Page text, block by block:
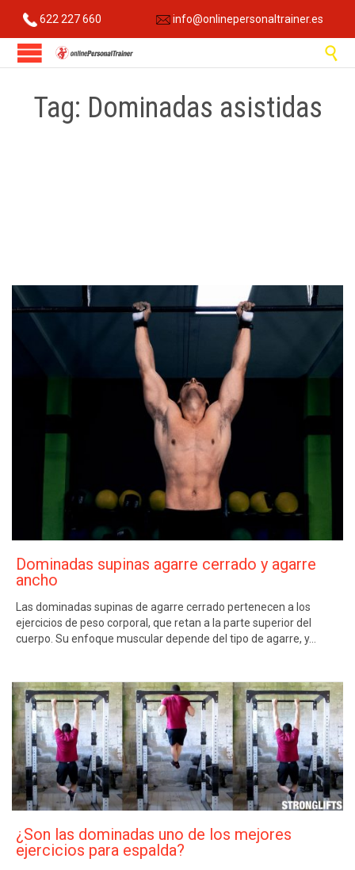
622 227 660 info@onlinepersonaltrainer.es

Tag: Dominadas asistidas
Dominadas supinas agarre cerrado y agarre
ancho
Las dominadas supinas de agarre cerrado pertenecen a los
ejercicios de peso corporal, que retan a la parte superior del
cuerpo. Su enfoque muscular depende del tipo de agarre, y…
¿Son las dominadas uno de los mejores
ejercicios para espalda?